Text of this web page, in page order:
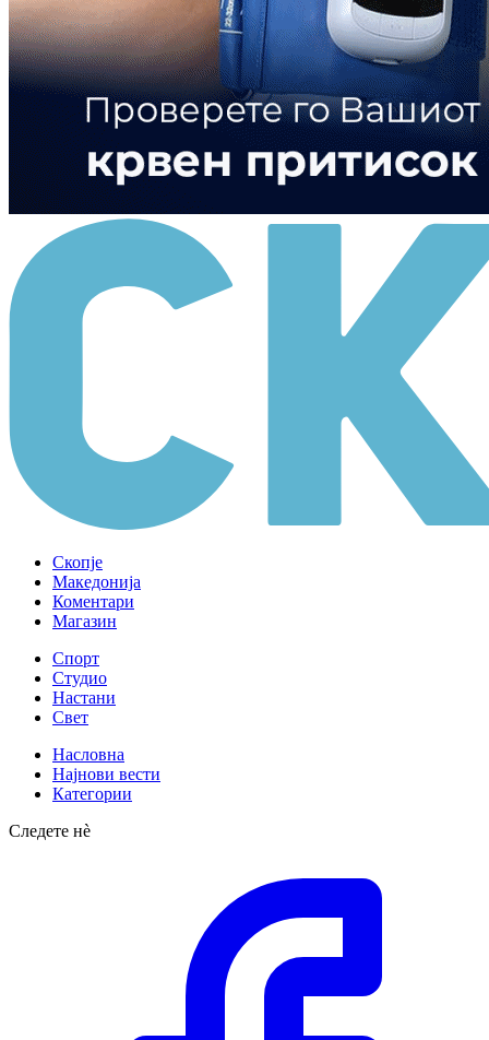
Скопје
Македонија
Коментари
Магазин
Спорт
Студио
Настани
Свет
Насловна
Најнови вести
Категории
Следете нè